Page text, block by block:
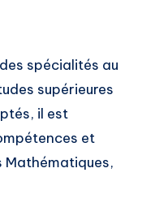
spécialités au
supérieures
il est
et
Mathématiques,